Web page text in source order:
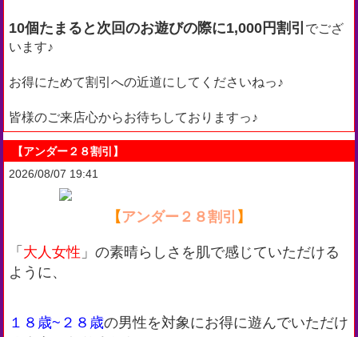
10個たまると次回のお遊びの際に1,000円割引 でござ
います♪
お得にためて割引への近道にしてくださいねっ♪
皆様のご来店心からお待ちしておりますっ♪
【アンダー２８割引】
2026/08/07 19:41
【アンダー２８割引 】
「 大人女性 」の素晴らしさを肌で感じていただける
ように、
１８歳~２８歳の男性を対象にお得に遊んでいただけ